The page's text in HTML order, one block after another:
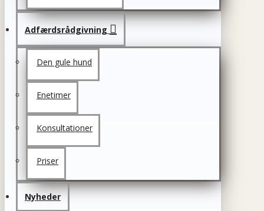
Adfærdsrådgivning
Den gule hund
Enetimer
Konsultationer
Priser
Nyheder